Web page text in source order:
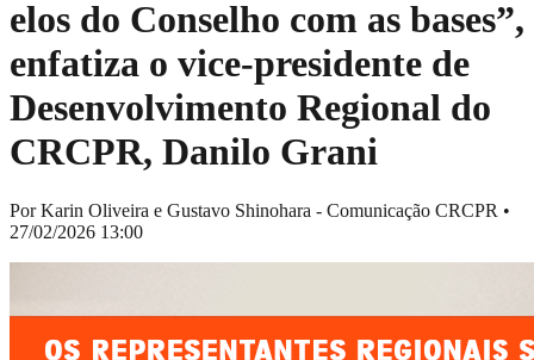
elos do Conselho com as bases”,
enfatiza o vice-presidente de
Desenvolvimento Regional do
CRCPR, Danilo Grani
Por Karin Oliveira e Gustavo Shinohara - Comunicação CRCPR •
27/02/2026 13:00